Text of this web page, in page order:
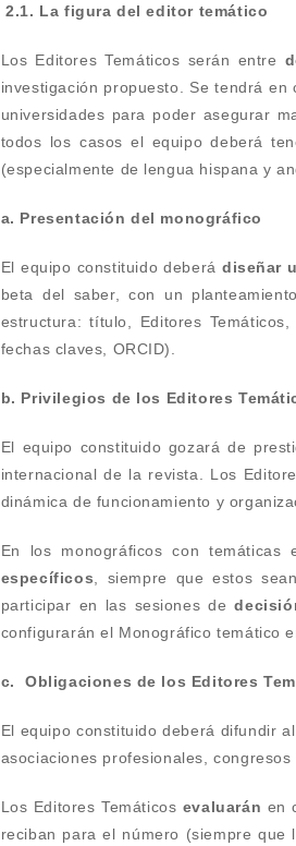
2.1. La figura del editor temático
Los Editores Temáticos serán entre
investigación propuesto. Se tendrá
universidades para poder asegurar
todos los casos el equipo deberá
(especialmente de lengua hispana y
a. Presentación del monográfico
El equipo constituido deberá diseñar
beta del saber, con un
estructura: título, Editores
fechas claves, ORCID).
b. Privilegios de los Editores
El equipo constituido gozará de
internacional de la revista. Los
dinámica de funcionamiento y
En los monográficos con temáticas
específicos , siempre que estos
participar en las sesiones de
configurarán el Monográfico temático
c. Obligaciones de los Editores
El equipo constituido deberá difundir
asociaciones profesionales,
Los Editores Temáticos evaluarán en
reciban para el número (siempre